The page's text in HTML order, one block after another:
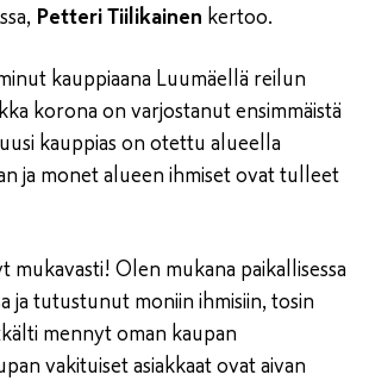
Petteri Tiilikainen kertoo.
kauppiaana Luumäellä reilun
korona on varjostanut ensimmäistä
kauppias on otettu alueella
ja monet alueen ihmiset ovat tulleet
mukavasti! Olen mukana paikallisessa
ja tutustunut moniin ihmisiin, tosin
mennyt oman kaupan
vakituiset asiakkaat ovat aivan